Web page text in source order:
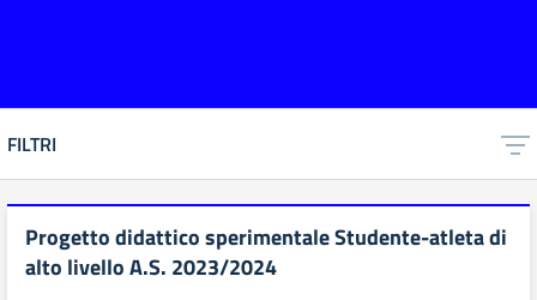
FILTRI
Progetto didattico sperimentale Studente-atleta di
alto livello A.S. 2023/2024